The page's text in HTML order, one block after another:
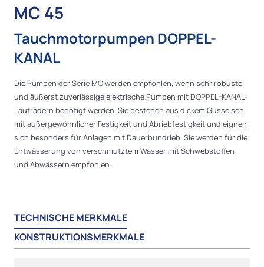
MC 45
Tauchmotorpumpen DOPPEL-
KANAL
Die Pumpen der Serie MC werden empfohlen, wenn sehr robuste
und äußerst zuverlässige elektrische Pumpen mit DOPPEL-KANAL-
Laufrädern benötigt werden. Sie bestehen aus dickem Gusseisen
mit außergewöhnlicher Festigkeit und Abriebfestigkeit und eignen
sich besonders für Anlagen mit Dauerbundrieb. Sie werden für die
Entwässerung von verschmutztem Wasser mit Schwebstoffen
und Abwässern empfohlen.
TECHNISCHE MERKMALE
KONSTRUKTIONSMERKMALE